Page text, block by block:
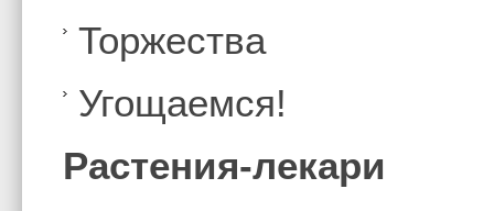
Торжества
Угощаемся!
Растения-лекари